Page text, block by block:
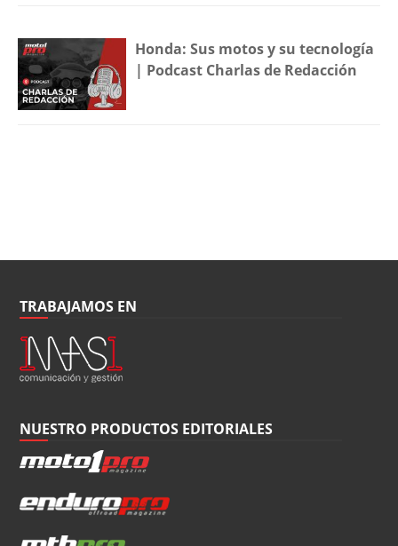
Honda: Sus motos y su tecnología
| Podcast Charlas de Redacción
TRABAJAMOS EN
NUESTRO PRODUCTOS EDITORIALES